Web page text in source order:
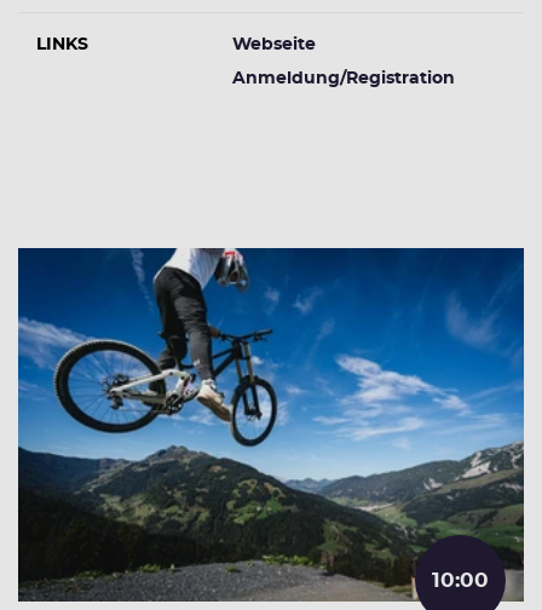
LINKS
Webseite
Anmeldung/Registration
10:00